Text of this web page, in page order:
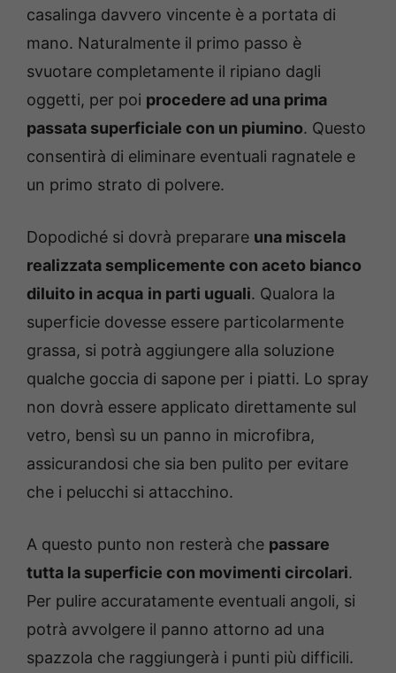
casalinga davvero vincente è a portata di
mano. Naturalmente il primo passo è
svuotare completamente il ripiano dagli
oggetti, per poi procedere ad una prima
passata superficiale con un piumino. Questo
consentirà di eliminare eventuali ragnatele e
un primo strato di polvere.
Dopodiché si dovrà preparare una miscela
realizzata semplicemente con aceto bianco
diluito in acqua in parti uguali. Qualora la
superficie dovesse essere particolarmente
grassa, si potrà aggiungere alla soluzione
qualche goccia di sapone per i piatti. Lo spray
non dovrà essere applicato direttamente sul
vetro, bensì su un panno in microfibra,
assicurandosi che sia ben pulito per evitare
che i pelucchi si attacchino.
A questo punto non resterà che passare
tutta la superficie con movimenti circolari.
Per pulire accuratamente eventuali angoli, si
potrà avvolgere il panno attorno ad una
spazzola che raggiungerà i punti più difficili.